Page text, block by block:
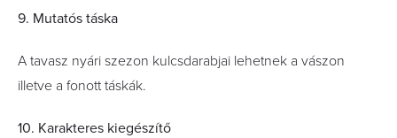
9. Mutatós táska
A tavasz nyári szezon kulcsdarabjai lehetnek a vászon
illetve a fonott táskák.
10. Karakteres kiegészítő